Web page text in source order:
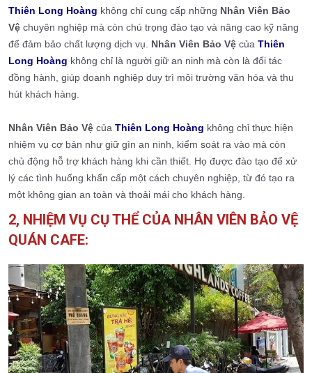
Thiên Long Hoàng không chỉ cung cấp những Nhân Viên Bảo
Vệ chuyên nghiệp mà còn chú trọng đào tạo và nâng cao kỹ năng
để đảm bảo chất lượng dịch vụ. Nhân Viên Bảo Vệ của Thiên
Long Hoàng không chỉ là người giữ an ninh mà còn là đối tác
đồng hành, giúp doanh nghiệp duy trì môi trường văn hóa và thu
hút khách hàng.
Nhân Viên Bảo Vệ của Thiên Long Hoàng không chỉ thực hiện
nhiệm vụ cơ bản như giữ gìn an ninh, kiểm soát ra vào mà còn
chủ động hỗ trợ khách hàng khi cần thiết. Họ được đào tạo để xử
lý các tình huống khẩn cấp một cách chuyên nghiệp, từ đó tạo ra
một không gian an toàn và thoải mái cho khách hàng.
2, NHIỆM VỤ CỤ THỂ CỦA NHÂN VIÊN BẢO VỆ
QUÁN CAFE: